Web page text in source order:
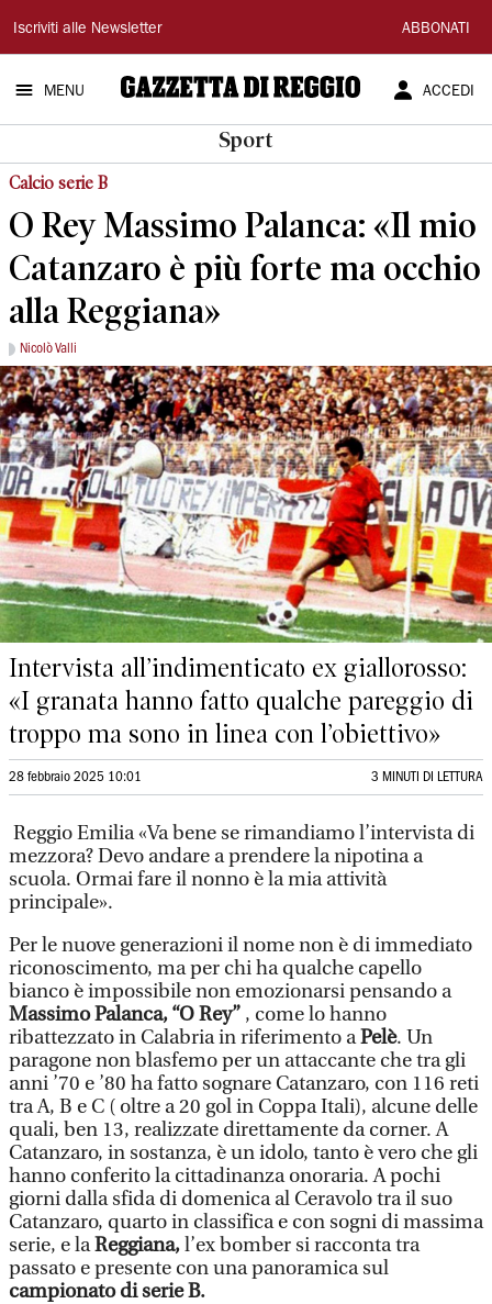
Gazzetta
di
Reggio
Iscriviti alle Newsletter ABBONATI
MENU ACCEDI
Sport
Calcio serie B
O Rey Massimo Palanca: «Il mio
Catanzaro è più forte ma occhio
alla Reggiana»
Nicolò Valli
Intervista all’indimenticato ex giallorosso:
«I granata hanno fatto qualche pareggio di
troppo ma sono in linea con l’obiettivo»
28 febbraio 2025 10:01 3 MINUTI DI LETTURA
Reggio Emilia «Va bene se rimandiamo l’intervista di
mezzora? Devo andare a prendere la nipotina a
scuola. Ormai fare il nonno è la mia attività
principale».
Per le nuove generazioni il nome non è di immediato
riconoscimento, ma per chi ha qualche capello
bianco è impossibile non emozionarsi pensando a
Massimo Palanca, “O Rey” , come lo hanno
ribattezzato in Calabria in riferimento aPelè. Un
paragone non blasfemo per un attaccante che tra gli
anni ’70 e ’80 ha fatto sognare Catanzaro, con 116 reti
tra A, B e C ( oltre a 20 gol in Coppa Itali), alcune delle
quali, ben 13, realizzate direttamente da corner. A
Catanzaro, in sostanza, è un idolo, tanto è vero che gli
hanno conferito la cittadinanza onoraria. A pochi
giorni dalla sfida di domenica al Ceravolo tra il suo
Catanzaro, quarto in classifica e con sogni di massima
serie, e laReggiana,l’ex bomber si racconta tra
passato e presente con una panoramica sul
campionato di serie B.